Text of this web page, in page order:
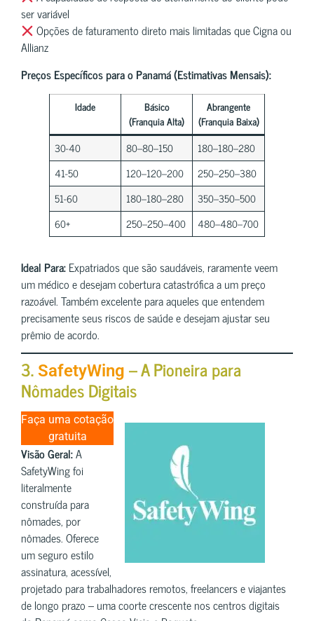
ser variável
Opções de faturamento direto mais limitadas que Cigna ou
Allianz
Preços Específicos para o Panamá (Estimativas Mensais):
Idade
Básico
(Franquia Alta)
Abrangente
(Franquia Baixa)
30-40
80–80–150
180–180–280
41-50
120–120–200
250–250–380
51-60
180–180–280
350–350–500
60+
250–250–400 480–480–700
Ideal Para:Expatriados que são saudáveis, raramente veem
um médico e desejam cobertura catastrófica a um preço
razoável. Também excelente para aqueles que entendem
precisamente seus riscos de saúde e desejam ajustar seu
prêmio de acordo.
3. SafetyWing – A Pioneira para
Nômades Digitais
Faça uma cotação
gratuita
Visão Geral:A
SafetyWing foi
literalmente
construída para
nômades, por
nômades. Oferece
um seguro estilo
assinatura, acessível,
projetado para trabalhadores remotos, freelancers e viajantes
de longo prazo – uma coorte crescente nos centros digitais